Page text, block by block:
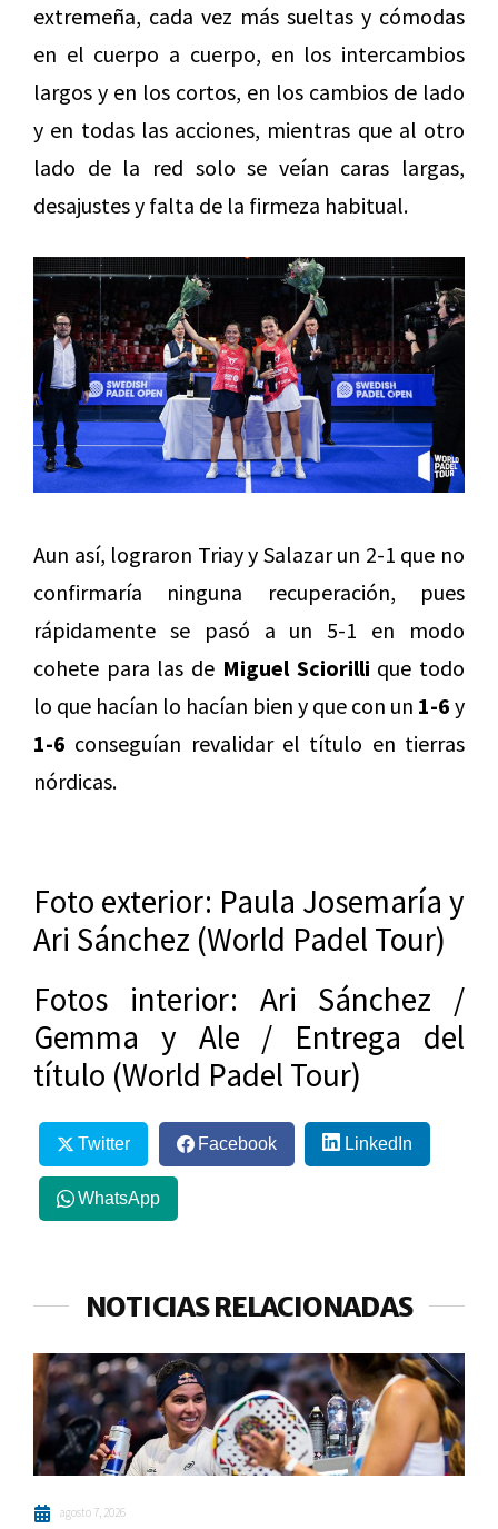
extremeña, cada vez más sueltas y cómodas
en el cuerpo a cuerpo, en los intercambios
largos y en los cortos, en los cambios de lado
y en todas las acciones, mientras que al otro
lado de la red solo se veían caras largas,
desajustes y falta de la firmeza habitual.
Aun así, lograron Triay y Salazar un 2-1 que no
confirmaría ninguna recuperación, pues
rápidamente se pasó a un 5-1 en modo
cohete para las de Miguel Sciorilli que todo
lo que hacían lo hacían bien y que con un 1-6 y
1-6 conseguían revalidar el título en tierras
nórdicas.
Foto exterior: Paula Josemaría y
Ari Sánchez (World Padel Tour)
Fotos interior: Ari Sánchez /
Gemma y Ale / Entrega del
título (World Padel Tour)
Twitter Facebook LinkedIn
WhatsApp
NOTICIAS RELACIONADAS
agosto 7, 2026